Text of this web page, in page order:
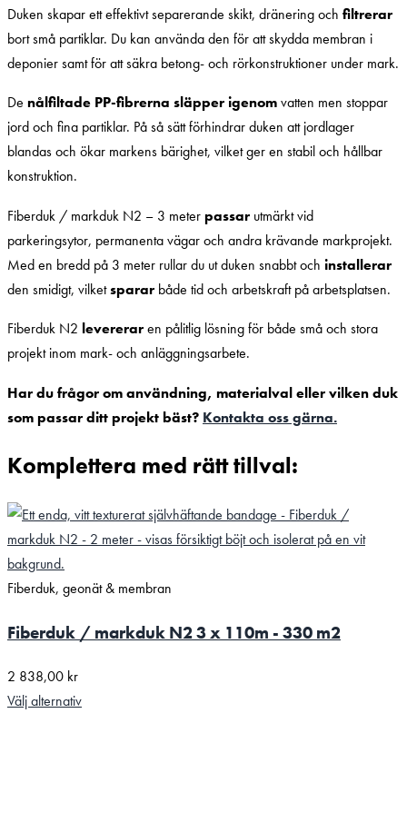
Duken skapar ett effektivt separerande skikt, dränering och filtrerar
bort små partiklar. Du kan använda den för att skydda membran i
deponier samt för att säkra betong- och rörkonstruktioner under mark.
De nålfiltade PP-fibrerna släpper igenomvatten men stoppar
jord och fina partiklar. På så sätt förhindrar duken att jordlager
blandas och ökar markens bärighet, vilket ger en stabil och hållbar
konstruktion.
Fiberduk / markduk N2 – 3 meterpassar utmärkt vid
parkeringsytor, permanenta vägar och andra krävande markprojekt.
Med en bredd på 3 meter rullar du ut duken snabbt och installerar
den smidigt, vilketsparar både tid och arbetskraft på arbetsplatsen.
Fiberduk N2 levereraren pålitlig lösning för både små och stora
projekt inom mark- och anläggningsarbete.
Har du frågor om användning, materialval eller vilken duk
som passar ditt projekt bäst? Kontakta oss gärna.
Komplettera med rätt tillval:
Fiberduk, geonät & membran
Fiberduk / markduk N2 3 x 110m - 330 m2
2 838,00 kr
Välj alternativ